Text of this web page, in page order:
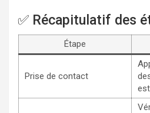
✅ Récapitulatif des
Étape
Prise de contact